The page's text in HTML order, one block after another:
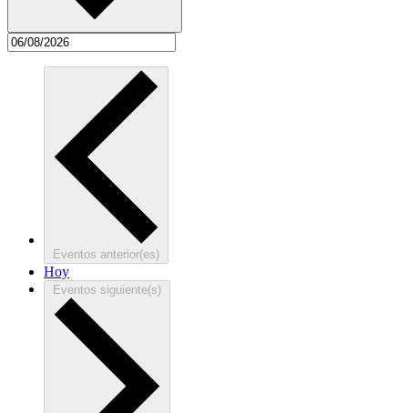
Eventos anterior(es)
Hoy
Eventos siguiente(s)